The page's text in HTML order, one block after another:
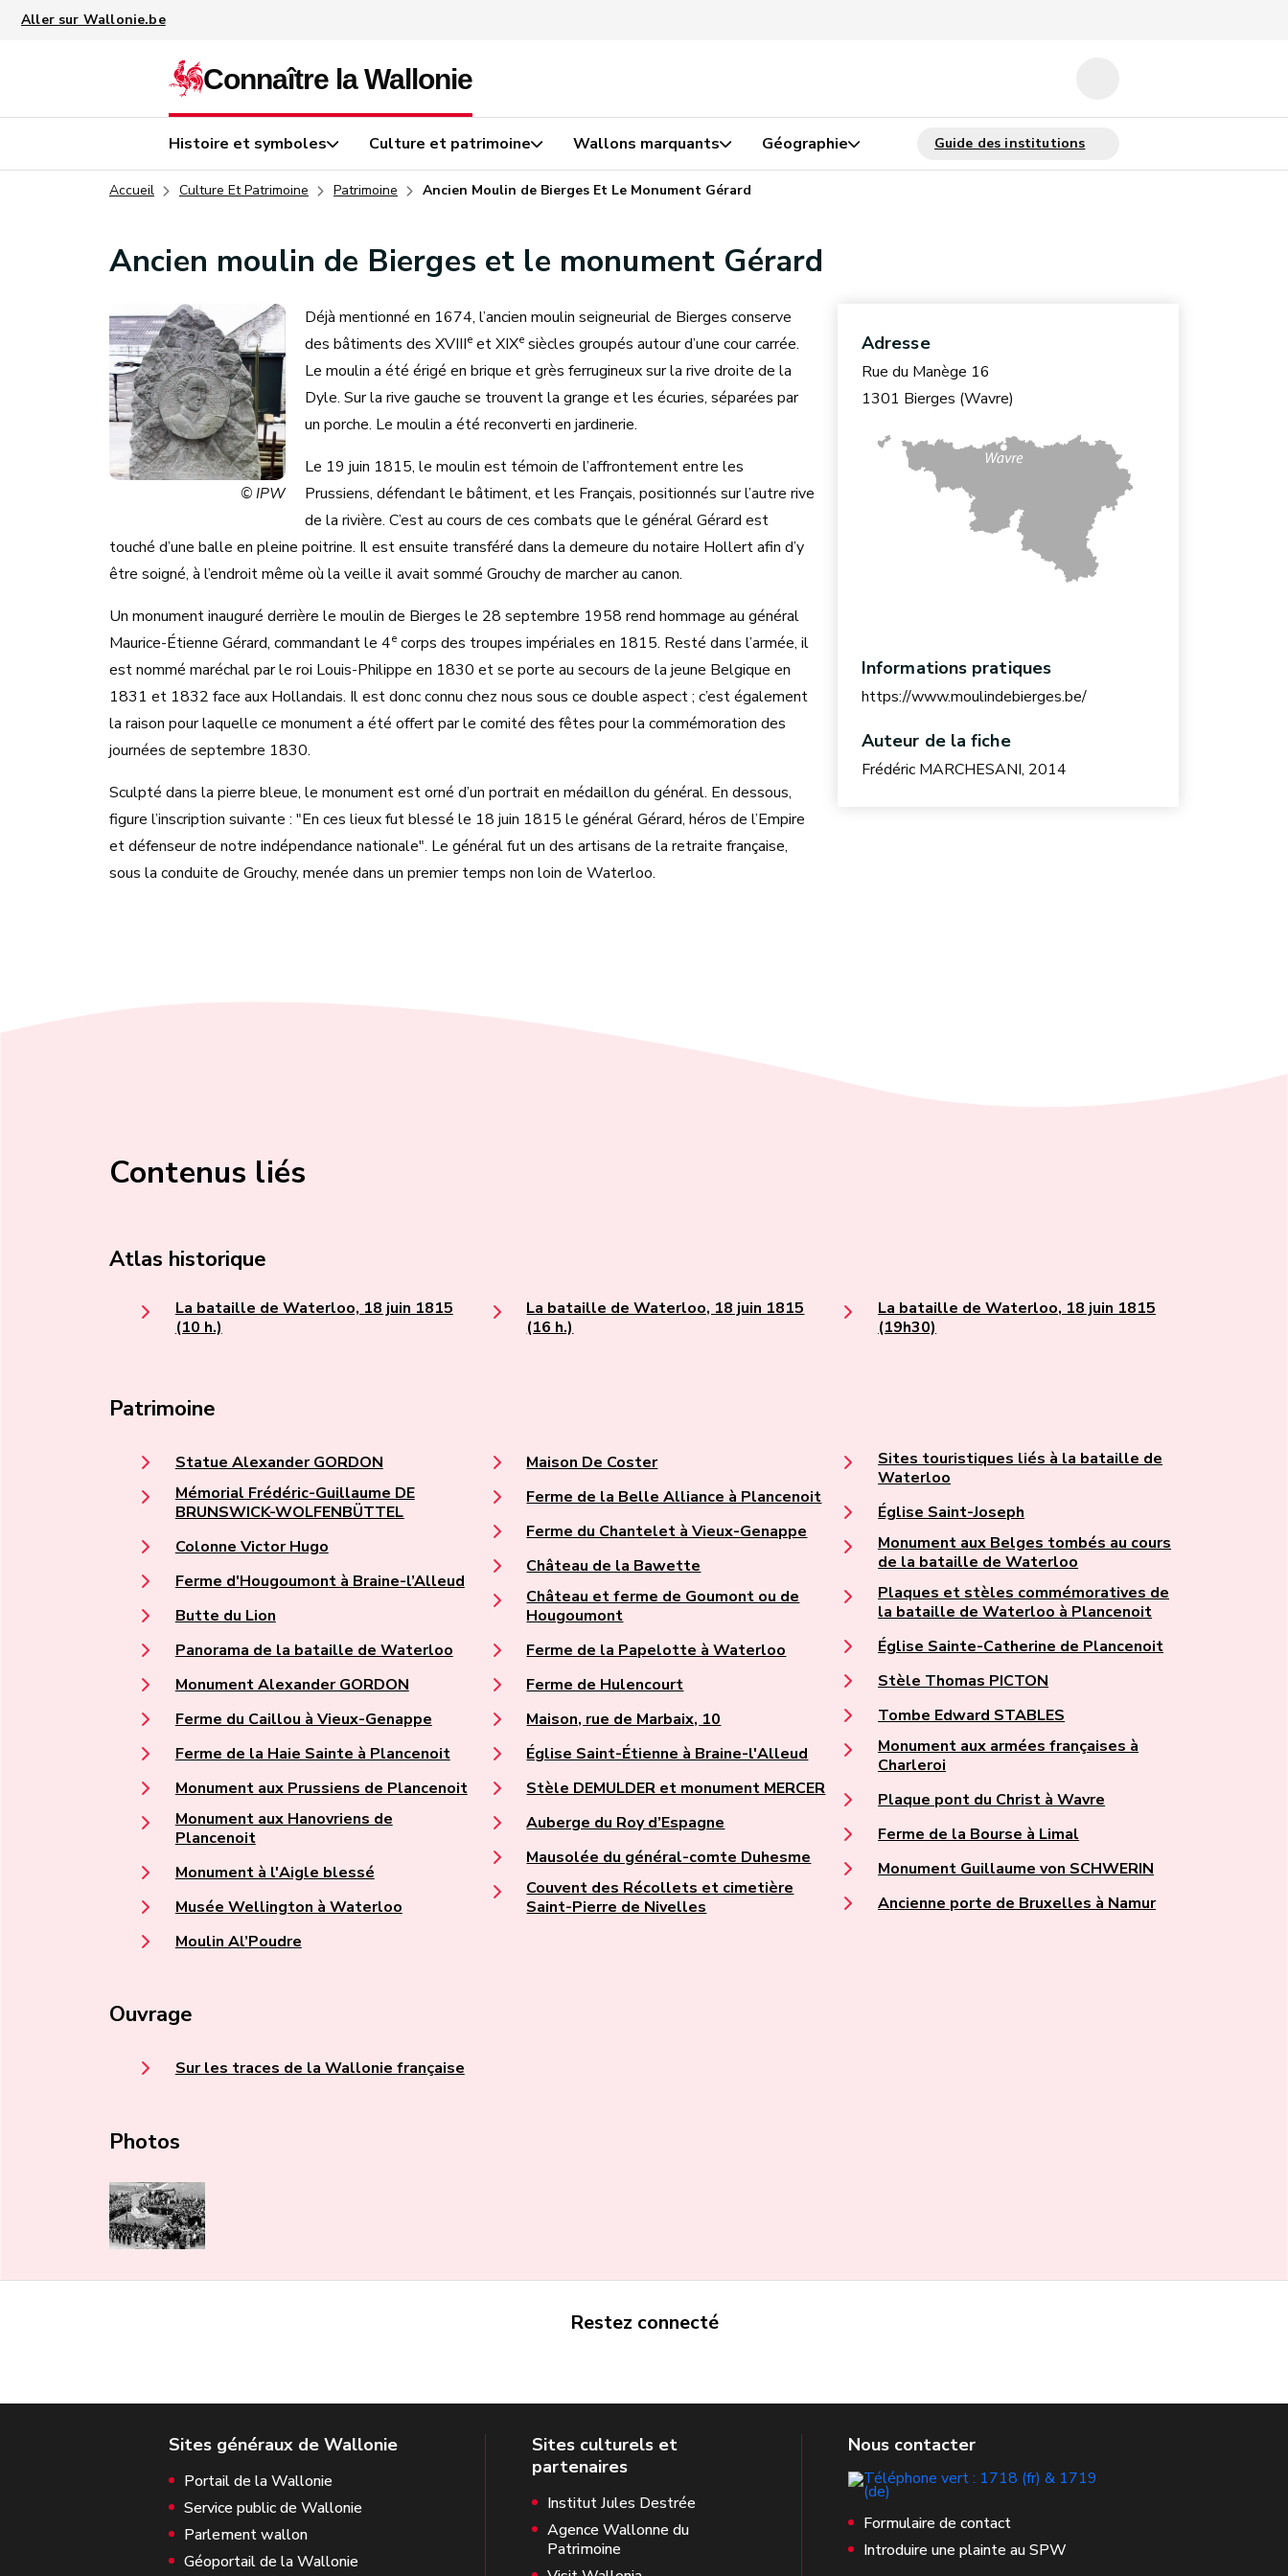
Histoire et symboles Culture et patrimoine Wallons marquants Géographie
Accueil Culture Et Patrimoine Patrimoine Ancien Moulin de Bierges Et Le Monument Gérard
Ancien moulin de Bierges et le monument Gérard
© IPW
Déjà mentionné en 1674, l’ancien moulin seigneurial de Bierges conserve
des bâtiments des XVIIIe et XIXe siècles groupés autour d’une cour carrée.
Le moulin a été érigé en brique et grès ferrugineux sur la rive droite de la
Dyle. Sur la rive gauche se trouvent la grange et les écuries, séparées par
un porche. Le moulin a été reconverti en jardinerie.
Le 19 juin 1815, le moulin est témoin de l’affrontement entre les
Prussiens, défendant le bâtiment, et les Français, positionnés sur l’autre rive
de la rivière. C’est au cours de ces combats que le général Gérard est
touché d’une balle en pleine poitrine. Il est ensuite transféré dans la demeure du notaire Hollert afin d’y
être soigné, à l’endroit même où la veille il avait sommé Grouchy de marcher au canon.
Un monument inauguré derrière le moulin de Bierges le 28 septembre 1958 rend hommage au général
Maurice-Étienne Gérard, commandant le 4e corps des troupes impériales en 1815. Resté dans l’armée, il
est nommé maréchal par le roi Louis-Philippe en 1830 et se porte au secours de la jeune Belgique en
1831 et 1832 face aux Hollandais. Il est donc connu chez nous sous ce double aspect ; c’est également
la raison pour laquelle ce monument a été offert par le comité des fêtes pour la commémoration des
journées de septembre 1830.
Sculpté dans la pierre bleue, le monument est orné d’un portrait en médaillon du général. En dessous,
figure l’inscription suivante : "En ces lieux fut blessé le 18 juin 1815 le général Gérard, héros de l’Empire
et défenseur de notre indépendance nationale". Le général fut un des artisans de la retraite française,
sous la conduite de Grouchy, menée dans un premier temps non loin de Waterloo.
Adresse
Rue du Manège 16
1301 Bierges (Wavre)
Informations pratiques
https://www.moulindebierges.be/
Auteur de la fiche
Frédéric MARCHESANI, 2014
Contenus liés
Atlas historique
La bataille de Waterloo, 18 juin 1815
(10 h.)
La bataille de Waterloo, 18 juin 1815
(16 h.)
La bataille de Waterloo, 18 juin 1815
(19h30)
Patrimoine
Statue Alexander GORDON
Mémorial Frédéric-Guillaume DE
BRUNSWICK-WOLFENBÜTTEL
Colonne Victor Hugo
Ferme d'Hougoumont à Braine-l’Alleud
Butte du Lion
Panorama de la bataille de Waterloo
Monument Alexander GORDON
Ferme du Caillou à Vieux-Genappe
Ferme de la Haie Sainte à Plancenoit
Monument aux Prussiens de Plancenoit
Monument aux Hanovriens de
Plancenoit
Monument à l'Aigle blessé
Musée Wellington à Waterloo
Moulin Al’Poudre
Maison De Coster
Ferme de la Belle Alliance à Plancenoit
Ferme du Chantelet à Vieux-Genappe
Château de la Bawette
Château et ferme de Goumont ou de
Hougoumont
Ferme de la Papelotte à Waterloo
Ferme de Hulencourt
Maison, rue de Marbaix, 10
Église Saint-Étienne à Braine-l'Alleud
Stèle DEMULDER et monument MERCER
Auberge du Roy d’Espagne
Mausolée du général-comte Duhesme
Couvent des Récollets et cimetière
Saint-Pierre de Nivelles
Sites touristiques liés à la bataille de
Waterloo
Église Saint-Joseph
Monument aux Belges tombés au cours
de la bataille de Waterloo
Plaques et stèles commémoratives de
la bataille de Waterloo à Plancenoit
Église Sainte-Catherine de Plancenoit
Stèle Thomas PICTON
Tombe Edward STABLES
Monument aux armées françaises à
Charleroi
Plaque pont du Christ à Wavre
Ferme de la Bourse à Limal
Monument Guillaume von SCHWERIN
Ancienne porte de Bruxelles à Namur
Ouvrage
Sur les traces de la Wallonie française
Photos
Restez connecté
Portail de la Wallonie
Service public de Wallonie
Parlement wallon
Géoportail de la Wallonie
Institut Jules Destrée
Agence Wallonne du
Patrimoine
Formulaire de contact
Introduire une plainte au SPW